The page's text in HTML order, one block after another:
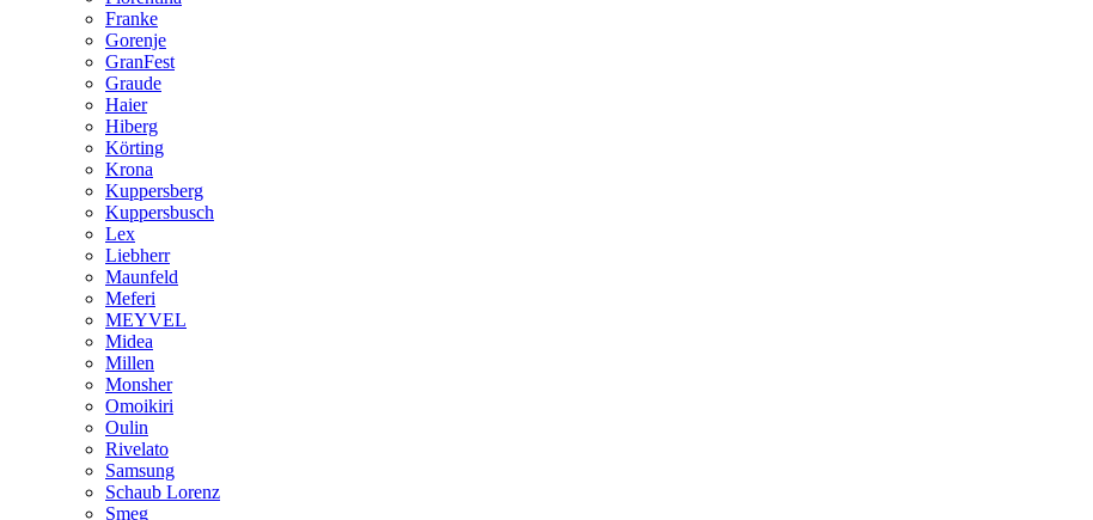
Franke
Gorenje
GranFest
Graude
Haier
Hiberg
Körting
Krona
Kuppersberg
Kuppersbusch
Lex
Liebherr
Maunfeld
Meferi
MEYVEL
Midea
Millen
Monsher
Omoikiri
Oulin
Rivelato
Samsung
Schaub Lorenz
Smeg